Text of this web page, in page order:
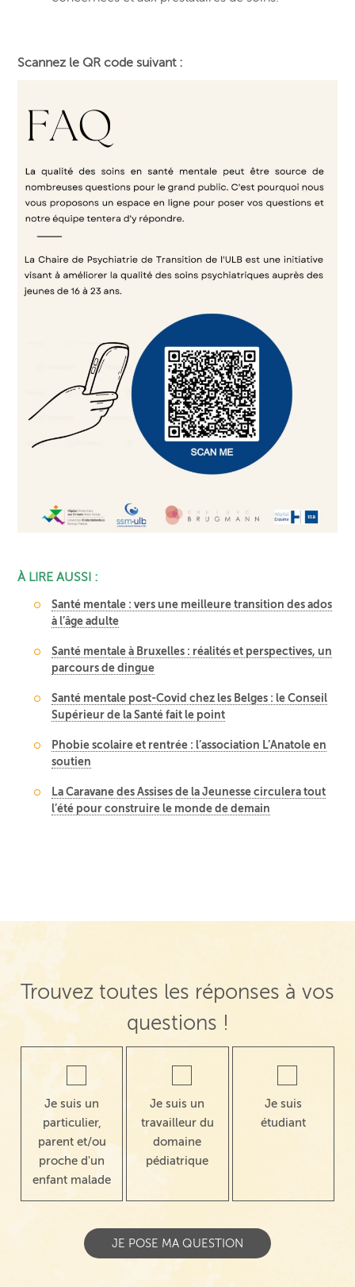
Scannez le QR code suivant :
À LIRE AUSSI :
Santé mentale : vers une meilleure transition des ados
à l’âge adulte
Santé mentale à Bruxelles : réalités et perspectives, un
parcours de dingue
Santé mentale post-Covid chez les Belges : le Conseil
Supérieur de la Santé fait le point
Phobie scolaire et rentrée : l’association L’Anatole en
soutien
La Caravane des Assises de la Jeunesse circulera tout
l’été pour construire le monde de demain
Trouvez toutes les réponses à vos
questions !
Je suis un
particulier,
parent et/ou
proche d'un
enfant malade
Je suis un
travailleur du
domaine
pédiatrique
Je suis
étudiant